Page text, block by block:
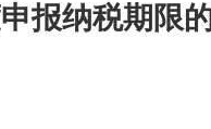
报纳税期限